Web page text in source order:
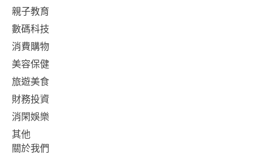
親子教育
數碼科技
消費購物
美容保健
旅遊美食
財務投資
消閑娛樂
其他
關於我們